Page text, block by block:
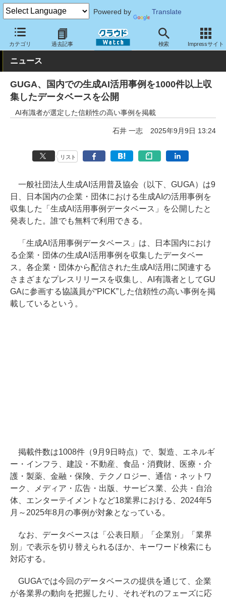
Powered by Translate
カテゴリ 過去記事 検索 Impressサイト
クラウド Watch トピック 業界動向
ニュース
GUGA、国内での生成AI活用事例を1000件以上収
集したデータベースを公開
AI有識者が選定した信頼性の高い事例を掲載
石井 一志 2025年9月9日 13:24
リスト
一般社団法人生成AI活用普及協会（以下、GUGA）は9
日、日本国内の企業・団体における生成AIの活用事例を
収集した「生成AI活用事例データベース」を公開したと
発表した。誰でも無料で利用できる。
「生成AI活用事例データベース」は、日本国内におけ
る企業・団体の生成AI活用事例を収集したデータベー
ス。各企業・団体から配信された生成AI活用に関連する
さまざまなプレスリリースを収集し、AI有識者としてGU
GAに参画する協議員が“PICK”した信頼性の高い事例を掲
載しているという。
掲載件数は1008件（9月9日時点）で、製造、エネルギ
ー・インフラ、建設・不動産、食品・消費財、医療・介
護・製薬、金融・保険、テクノロジー、通信・ネットワ
ーク、メディア・広告・出版、サービス業、公共・自治
体、エンターテイメントなど18業界における、2024年5
月～2025年8月の事例が対象となっている。
なお、データベースは「公表日順」「企業別」「業界
別」で表示を切り替えられるほか、キーワード検索にも
対応する。
GUGAでは今回のデータベースの提供を通じて、企業
が各業界の動向を把握したり、それぞれのフェーズに応